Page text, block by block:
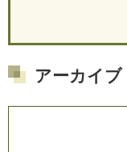
アーカイブ